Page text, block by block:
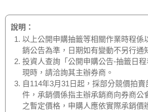
說明：
以上公開申購抽籤等相關作業時程係
銷公告為準，日期如有變動不另行通
投資人查詢「公開申購公告-抽籤日
現時，請洽詢其主辦券商。
自114年3月31日起，採部分競價拍
件，承銷價係指主辦承銷商向券商公
之暫定價格，申購人應依實際承銷價